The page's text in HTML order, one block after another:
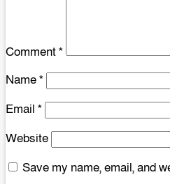
Comment*
Name*
Email *
Website
Save my name, email, and